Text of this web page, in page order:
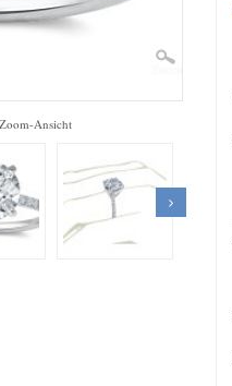
Zoom
Ansicht